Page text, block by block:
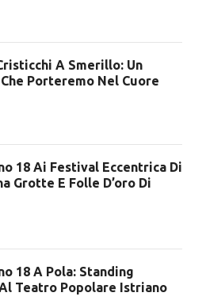
A Smerillo: Un
Porteremo Nel Cuore
18 Ai Festival Eccentrica Di
Grotte E Folle D’oro Di
18 A Pola: Standing
Teatro Popolare Istriano